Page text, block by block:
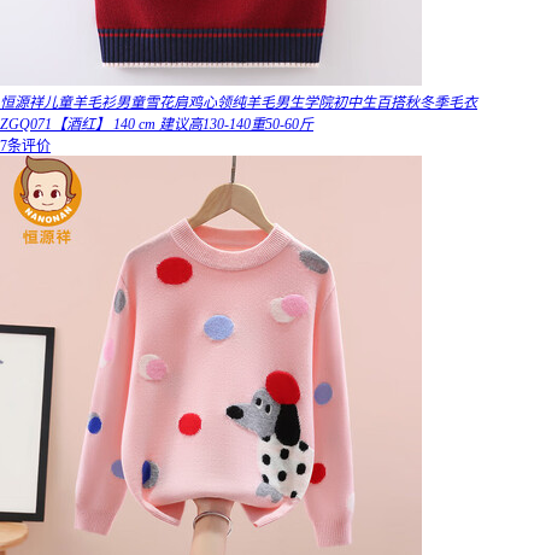
恒源祥儿童羊毛衫男童雪花肩鸡心领纯羊毛男生学院初中生百搭秋冬季毛衣
ZGQ071【酒红】 140 cm 建议高130-140重50-60斤
7条评价